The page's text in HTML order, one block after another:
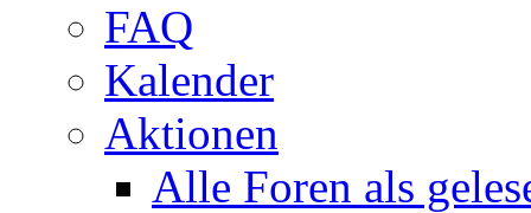
FAQ
Kalender
Aktionen
Alle Foren als